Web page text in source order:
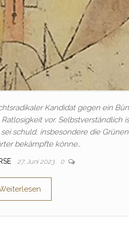
Kandidat gegen ein
vor. Selbstverständlich
schuld, insbesondere die
bekämpfte könne…
27. Juni 2023 0